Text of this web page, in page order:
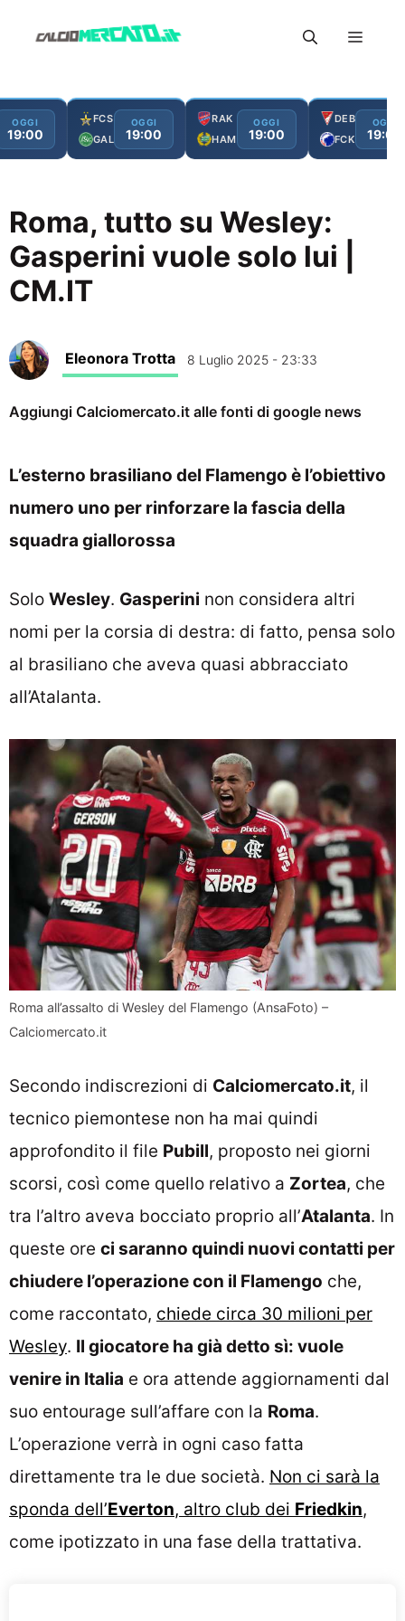
Menu
OGGI
19:00
FCS
GAL
OGGI
19:00
RAK
HAM
OGGI
19:00
DEB
FCK
OGGI
19:00
Roma, tutto su Wesley:
Gasperini vuole solo lui |
CM.IT
Eleonora Trotta 8 Luglio 2025 - 23:33
Aggiungi Calciomercato.it alle fonti di google news
L’esterno brasiliano del Flamengo è l’obiettivo
numero uno per rinforzare la fascia della
squadra giallorossa
Solo Wesley. Gasperini non considera altri
nomi per la corsia di destra: di fatto, pensa solo
al brasiliano che aveva quasi abbracciato
all’Atalanta.
Roma all’assalto di Wesley del Flamengo (AnsaFoto) –
Calciomercato.it
Secondo indiscrezioni di Calciomercato.it, il
tecnico piemontese non ha mai quindi
approfondito il file Pubill, proposto nei giorni
scorsi, così come quello relativo a Zortea, che
tra l’altro aveva bocciato proprio all’Atalanta. In
queste ore ci saranno quindi nuovi contatti per
chiudere l’operazione con il Flamengo che,
come raccontato, chiede circa 30 milioni per
Wesley. Il giocatore ha già detto sì: vuole
venire in Italia e ora attende aggiornamenti dal
suo entourage sull’affare con la Roma.
L’operazione verrà in ogni caso fatta
direttamente tra le due società. Non ci sarà la
sponda dell’Everton, altro club dei Friedkin,
come ipotizzato in una fase della trattativa.